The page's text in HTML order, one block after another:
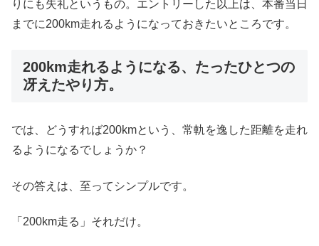
りにも失礼というもの。エントリーした以上は、本番当日
までに200km走れるようになっておきたいところです。
200km走れるようになる、たったひとつの
冴えたやり方。
では、どうすれば200kmという、常軌を逸した距離を走れ
るようになるでしょうか？
その答えは、至ってシンプルです。
「200km走る」それだけ。